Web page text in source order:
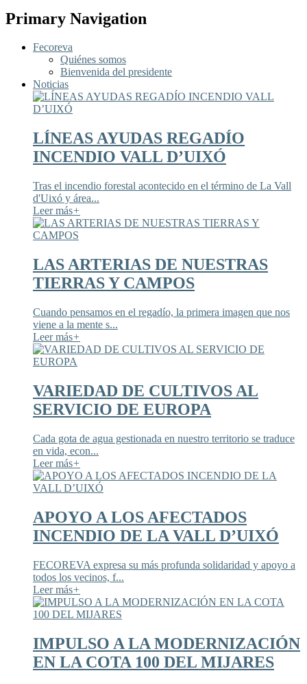
Primary Navigation
Fecoreva
Quiénes somos
Bienvenida del presidente
Noticias
LÍNEAS AYUDAS REGADÍO
INCENDIO VALL D’UIXÓ
Tras el incendio forestal acontecido en el término de La Vall
d'Uixó y área...
Leer más+
LAS ARTERIAS DE NUESTRAS
TIERRAS Y CAMPOS
Cuando pensamos en el regadío, la primera imagen que nos
viene a la mente s...
Leer más+
VARIEDAD DE CULTIVOS AL
SERVICIO DE EUROPA
Cada gota de agua gestionada en nuestro territorio se traduce
en vida, econ...
Leer más+
APOYO A LOS AFECTADOS
INCENDIO DE LA VALL D’UIXÓ
FECOREVA expresa su más profunda solidaridad y apoyo a
todos los vecinos, f...
Leer más+
IMPULSO A LA MODERNIZACIÓN
EN LA COTA 100 DEL MIJARES